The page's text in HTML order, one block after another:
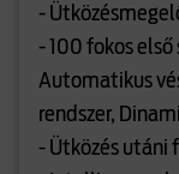
-
- 100 fokos első
Automatikus
rendszer,
- Ütközés utáni